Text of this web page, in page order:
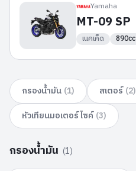
Yamaha
MT-09 SP
เนคเค็ด 890cc
กรองน้ำมัน (1) สเตอร์ (2)
หัวเทียนมอเตอร์ไซค์ (3)
กรองน้ำมัน (1)